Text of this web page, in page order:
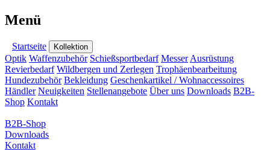
Menü
Startseite Kollektion
Optik Waffenzubehör Schießsportbedarf Messer Ausrüstung
Revierbedarf Wildbergen und Zerlegen Trophäenbearbeitung
Hundezubehör Bekleidung Geschenkartikel / Wohnaccessoires
Händler Neuigkeiten Stellenangebote Über uns Downloads B2B-
Shop Kontakt
B2B-Shop
Downloads
Kontakt